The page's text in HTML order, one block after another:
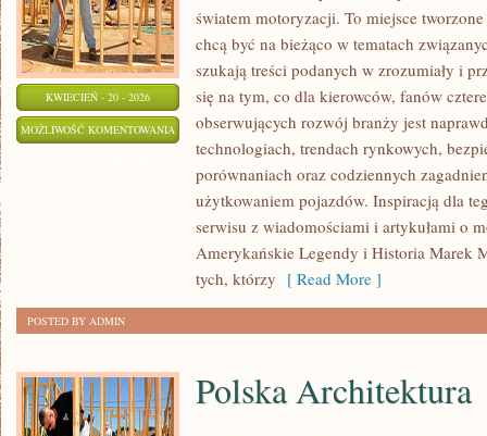
KWIECIEŃ - 20 - 2026
MOŻLIWOŚĆ KOMENTOWANIA ELEKTRYCZNA
REWOLUCJA
światem motoryzacji. To miejsce
chcą być na bieżąco w tematach
szukają treści podanych w zrozumiały i
się na tym, co dla kierowców, fanów
obserwujących rozwój branży jest
technologiach, trendach rynkowych,
porównaniach oraz codziennych
użytkowaniem pojazdów. Inspiracją dla
serwisu z wiadomościami i artykułami o
Amerykańskie Legendy i Historia Marek
tych, którzy [ Read More ]
POSTED BY ADMIN
Polska Architektura